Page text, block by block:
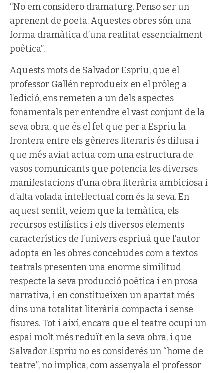
“No em considero dramaturg. Penso ser un
aprenent de poeta. Aquestes obres són una
forma dramàtica d’una realitat essencialment
poètica”.
Aquests mots de Salvador Espriu, que el
professor Gallén reprodueix en el pròleg a
l’edició, ens remeten a un dels aspectes
fonamentals per entendre el vast conjunt de la
seva obra, que és el fet que per a Espriu la
frontera entre els gèneres literaris és difusa i
que més aviat actua com una estructura de
vasos comunicants que potencia les diverses
manifestacions d’una obra literària ambiciosa i
d’alta volada intel·lectual com és la seva. En
aquest sentit, veiem que la temàtica, els
recursos estilístics i els diversos elements
característics de l’univers espriuà que l’autor
adopta en les obres concebudes com a textos
teatrals presenten una enorme similitud
respecte la seva producció poètica i en prosa
narrativa, i en constitueixen un apartat més
dins una totalitat literària compacta i sense
fisures. Tot i així, encara que el teatre ocupi un
espai molt més reduït en la seva obra, i que
Salvador Espriu no es considerés un “home de
teatre”, no implica, com assenyala el professor